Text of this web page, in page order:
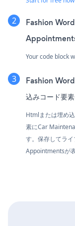
Fashion
Appointments
Your code block
Fashion
込みコード要
Htmlまたは埋め
素にCar
す。保存してラ
Appointmentsが